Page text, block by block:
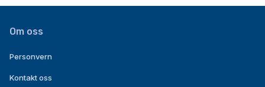
Om oss
Personvern
Kontakt oss